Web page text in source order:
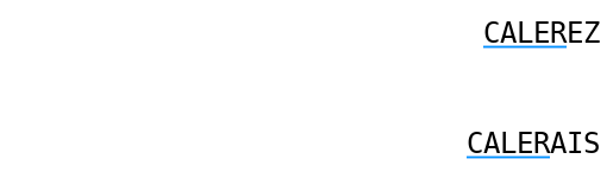
CALEREZ
CALERAIS